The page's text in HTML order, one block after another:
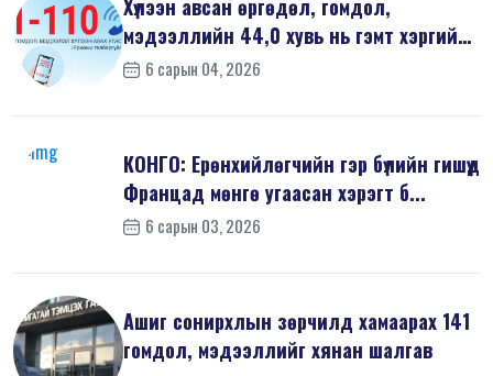
Хүлээн авсан өргөдөл, гомдол,
мэдээллийн 44,0 хувь нь гэмт хэргийн
шин...
6 сарын 04, 2026
КОНГО: Ерөнхийлөгчийн гэр бүлийн гишүүд
Францад мөнгө угаасан хэрэгт б...
6 сарын 03, 2026
Ашиг сонирхлын зөрчилд хамаарах 141
гомдол, мэдээллийг хянан шалгав